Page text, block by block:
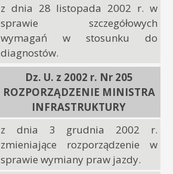
z dnia 28 listopada 2002 r. w
sprawie szczegółowych
wymagań w stosunku do
diagnostów.
Dz. U. z 2002 r. Nr 205
ROZPORZĄDZENIE MINISTRA
INFRASTRUKTURY
z dnia 3 grudnia 2002 r.
zmieniające rozporządzenie w
sprawie wymiany praw jazdy.